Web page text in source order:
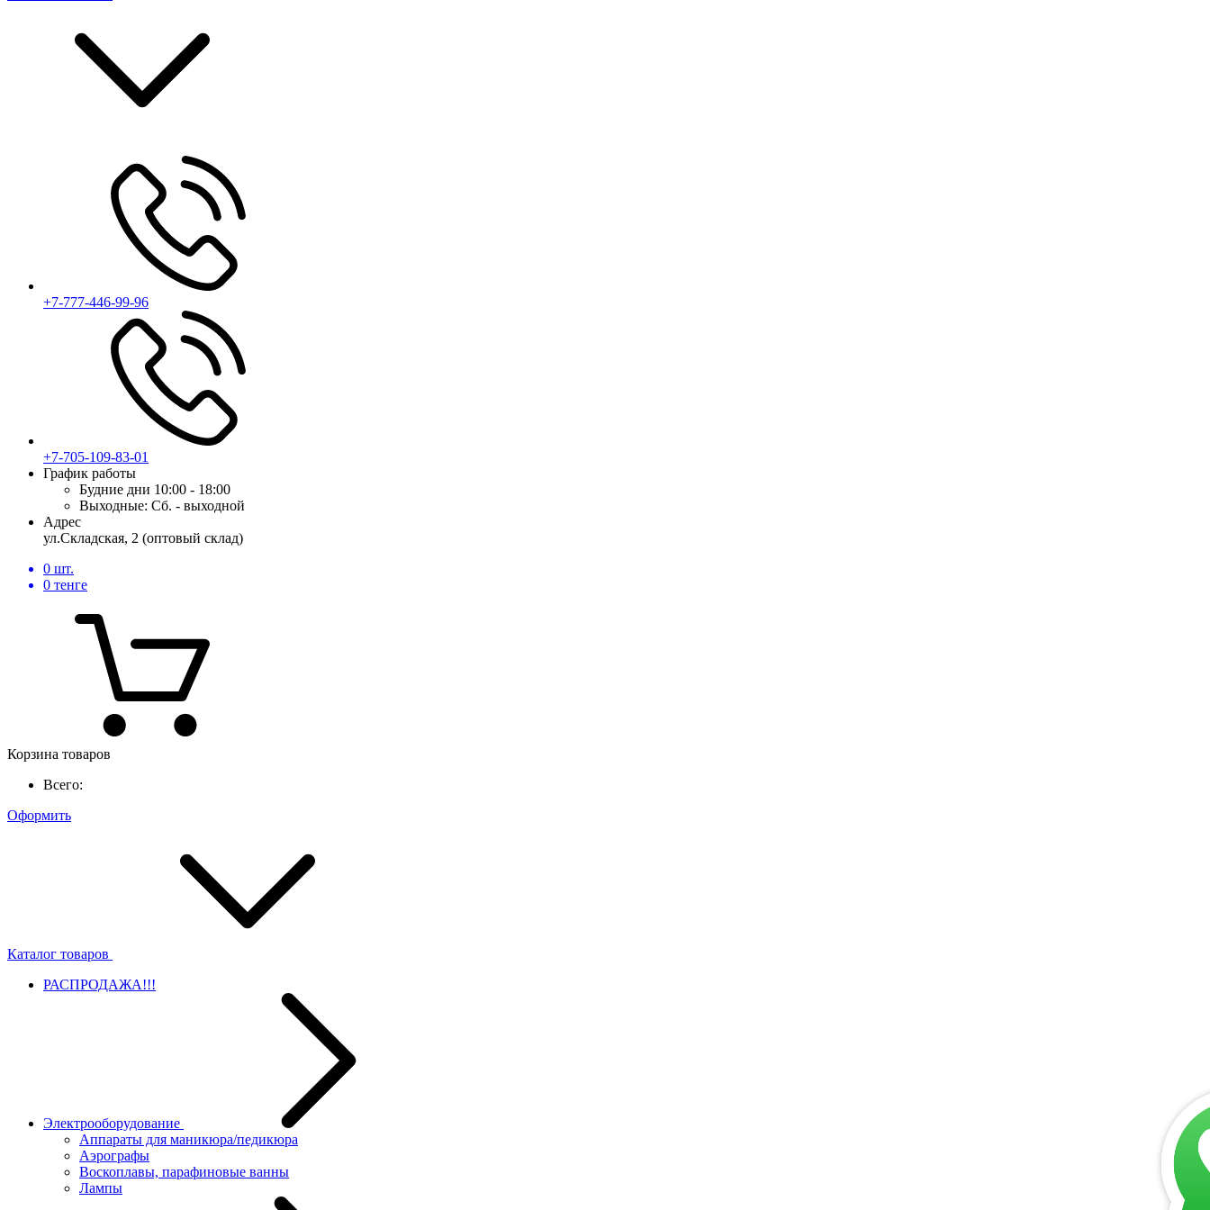
+7-777-446-99-96
+7-705-109-83-01
График работы
Будние дни 10:00 - 18:00
Выходные: Сб. - выходной
Адрес
ул.Складская, 2 (оптовый склад)
0 шт.
0 тенге
Корзина товаров
Всего:
Оформить
Каталог товаров
РАСПРОДАЖА!!!
Электрооборудование
Аппараты для маникюра/педикюра
Аэрографы
Воскоплавы, парафиновые ванны
Лампы